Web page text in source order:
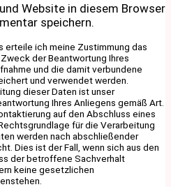
Website in diesem Browser
speichern.
erteile ich meine Zustimmung das
der Beantwortung Ihres
und die damit verbundene
und verwendet werden.
dieser Daten ist unser
Ihres Anliegens gemäß Art.
auf den Abschluss eines
für die Verarbeitung
werden nach abschließender
Dies ist der Fall, wenn sich aus den
der betroffene Sachverhalt
keine gesetzlichen